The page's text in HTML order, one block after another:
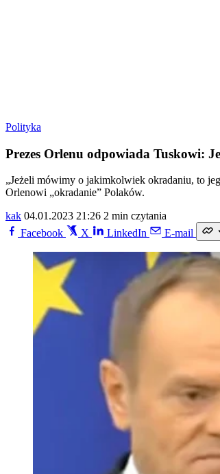
Polityka
Prezes Orlenu odpowiada Tuskowi:
„Jeżeli mówimy o jakimkolwiek okradaniu, to
Orlenowi „okradanie” Polaków.
kak 04.01.2023 21:26 2 min czytania
Facebook
X LinkedIn E-mail